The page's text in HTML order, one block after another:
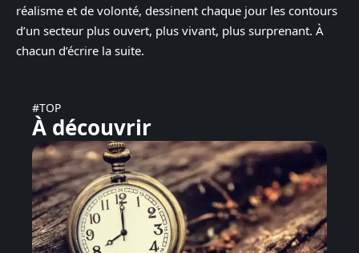
réalisme et de volonté, dessinent chaque jour les contours
d’un secteur plus ouvert, plus vivant, plus surprenant. À
chacun d’écrire la suite.
#TOP
À découvrir